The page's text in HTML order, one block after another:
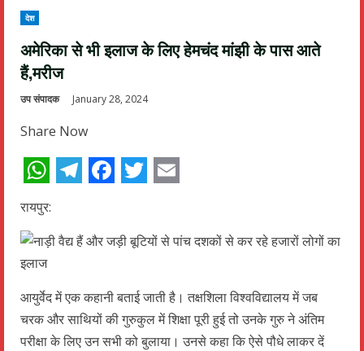
देश
अमेरिका से भी इलाज के लिए हेमचंद मांझी के पास आते
हैं,मरीज
उप संपादक January 28, 2024
Share Now
WhatsApp
रायपुर:
आयुर्वेद में एक कहानी बताई जाती है। तक्षशिला विश्वविद्यालय में जब
चरक और साथियों की गुरुकुल में शिक्षा पूरी हुई तो उनके गुरु ने अंतिम
परीक्षा के लिए उन सभी को बुलाया। उनसे कहा कि ऐसे पौधे लाकर दें